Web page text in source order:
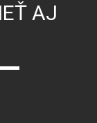
AJ